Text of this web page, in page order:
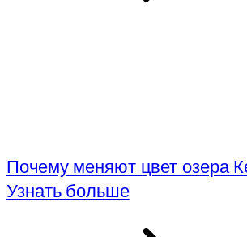
Почему меняют цвет озера
Узнать больше